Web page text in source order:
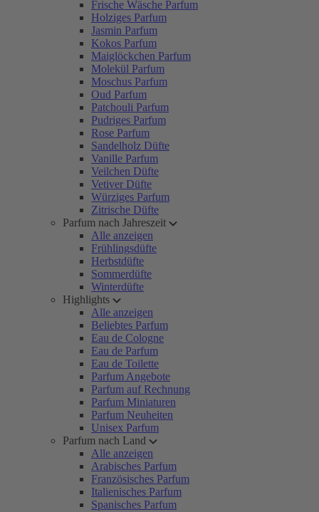
Frische Wäsche Parfum
Holziges Parfum
Jasmin Parfum
Kokos Parfum
Maiglöckchen Parfum
Molekül Parfum
Moschus Parfum
Oud Parfum
Patchouli Parfum
Pudriges Parfum
Rose Parfum
Sandelholz Düfte
Vanille Parfum
Veilchen Düfte
Vetiver Düfte
Würziges Parfum
Zitrische Düfte
Parfum nach Jahreszeit
Alle anzeigen
Frühlingsdüfte
Herbstdüfte
Sommerdüfte
Winterdüfte
Highlights
Alle anzeigen
Beliebtes Parfum
Eau de Cologne
Eau de Parfum
Eau de Toilette
Parfum Angebote
Parfum auf Rechnung
Parfum Miniaturen
Parfum Neuheiten
Unisex Parfum
Parfum nach Land
Alle anzeigen
Arabisches Parfum
Französisches Parfum
Italienisches Parfum
Spanisches Parfum